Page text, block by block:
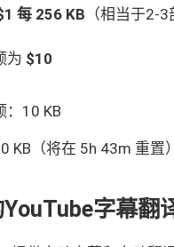
每 256 KB （相当于2-
为 $10
10 KB
KB （将在 5h 43m 重置）
字幕翻